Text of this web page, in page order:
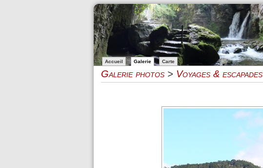
Accueil Galerie Carte
Galerie photos > Voyages & escapades